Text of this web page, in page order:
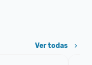
Ver todas